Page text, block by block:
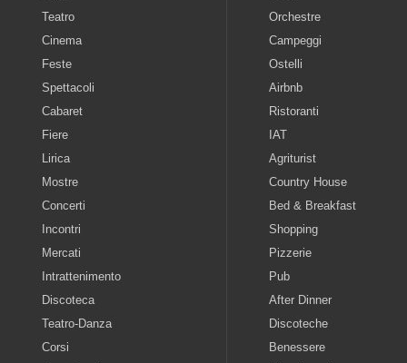
Teatro
Cinema
Feste
Spettacoli
Cabaret
Fiere
Lirica
Mostre
Concerti
Incontri
Mercati
Intrattenimento
Discoteca
Teatro-Danza
Corsi
Orchestre
Campeggi
Ostelli
Airbnb
Ristoranti
IAT
Agriturist
Country House
Bed & Breakfast
Shopping
Pizzerie
Pub
After Dinner
Discoteche
Benessere